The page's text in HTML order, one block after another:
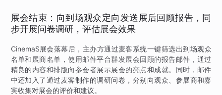
展会结束：向到场观众定向发送展后回顾报告，同
步开展问卷调研，评估展会效果
CinemaS展会落幕后，主办方通过麦客系统一键筛选出到场观众
名单和展商名单，使用邮件平台群发展会回顾的报告邮件，通过
精良的内容和排版向参会者展示展会的亮点和成就。同时，邮件
中还加入了通过麦客制作的调研问卷，分别向观众、参展商和嘉
宾收集对展会的评价和建议。